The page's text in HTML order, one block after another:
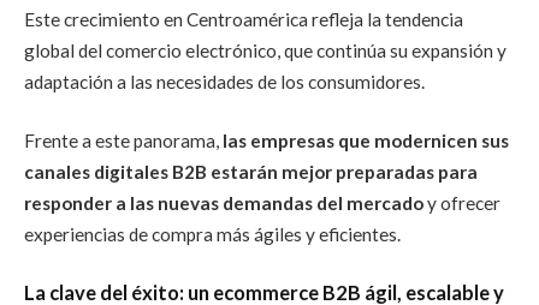
Este crecimiento en Centroamérica refleja la tendencia
global del comercio electrónico, que continúa su expansión y
adaptación a las necesidades de los consumidores.
Frente a este panorama, las empresas que modernicen sus
canales digitales B2B estarán mejor preparadas para
responder a las nuevas demandas del mercadoy ofrecer
experiencias de compra más ágiles y eficientes.
La clave del éxito: un ecommerce B2B ágil, escalable y